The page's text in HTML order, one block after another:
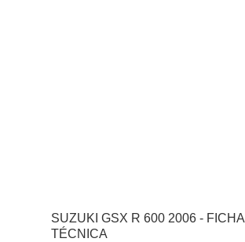
SUZUKI GSX R 600 2006 - FICHA
TÉCNICA